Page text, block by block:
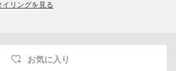
リングを見る
お気に入り